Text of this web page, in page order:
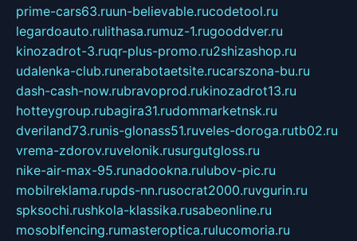
prime-cars63.ruun-believable.rucodetool.ru
legardoauto.rulithasa.rumuz-1.rugooddver.ru
kinozadrot-3.ruqr-plus-promo.ru2shizashop.ru
udalenka-club.runerabotaetsite.rucarszona-bu.ru
dash-cash-now.rubravoprod.rukinozadrot13.ru
hotteygroup.rubagira31.rudommarketnsk.ru
dveriland73.runis-glonass51.ruveles-doroga.rutb02.ru
vrema-zdorov.ruvelonik.rusurgutgloss.ru
nike-air-max-95.runadookna.rulubov-pic.ru
mobilreklama.rupds-nn.rusocrat2000.ruvgurin.ru
spksochi.rushkola-klassika.rusabeonline.ru
mosoblfencing.rumasteroptica.rulucomoria.ru